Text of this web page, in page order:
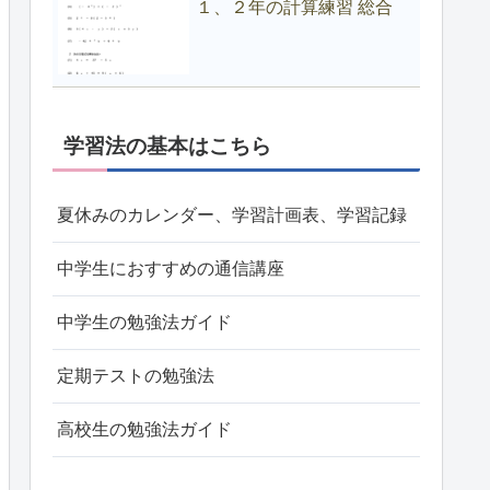
１、２年の計算練習 総合
学習法の基本はこちら
夏休みのカレンダー、学習計画表、学習記録
中学生におすすめの通信講座
中学生の勉強法ガイド
定期テストの勉強法
高校生の勉強法ガイド